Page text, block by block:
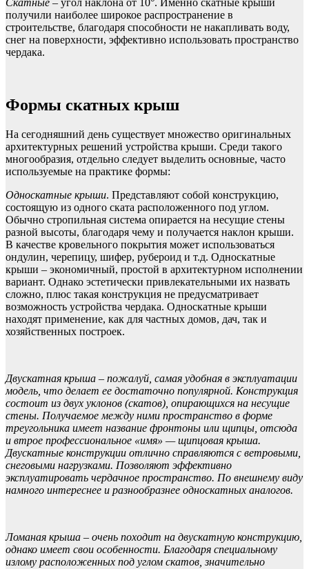
Скатные – угол наклона от 10°. Именно скатные крыши
получили наиболее широкое распространение в
строительстве, благодаря способности не накапливать воду,
снег на поверхности, эффективно использовать пространство
чердака.
Формы скатных крыш
На сегодняшний день существует множество оригинальных
архитектурных решений устройства крыши. Среди такого
многообразия, отдельно следует выделить основные, часто
используемые на практике формы:
Односкатные крыши. Представляют собой конструкцию,
состоящую из одного ската расположенного под углом.
Обычно стропильная система опирается на несущие стены
разной высоты, благодаря чему и получается наклон крыши.
В качестве кровельного покрытия может использоваться
ондулин, черепицу, шифер, рубероид и т.д. Односкатные
крыши – экономичный, простой в архитектурном исполнении
вариант. Однако эстетически привлекательными их назвать
сложно, плюс такая конструкция не предусматривает
возможность устройства чердака. Односкатные крыши
находят применение, как для частных домов, дач, так и
хозяйственных построек.
Двускатная крыша – пожалуй, самая удобная в эксплуатации
модель, что делает ее достаточно популярной. Конструкция
состоит из двух уклонов (скатов), опирающихся на несущие
стены. Получаемое между ними пространство в форме
треугольника имеет название фронтоны или щипцы, отсюда
и втрое профессиональное «имя» — щипцовая крыша.
Двускатные конструкции отлично справляются с ветровыми,
снеговыми нагрузками. Позволяют эффективно
эксплуатировать чердачное пространство. По внешнему виду
намного интереснее и разнообразнее односкатных аналогов.
Ломаная крыша – очень походит на двускатную конструкцию,
однако имеет свои особенности. Благодаря специальному
излому расположенных под углом скатов, значительно